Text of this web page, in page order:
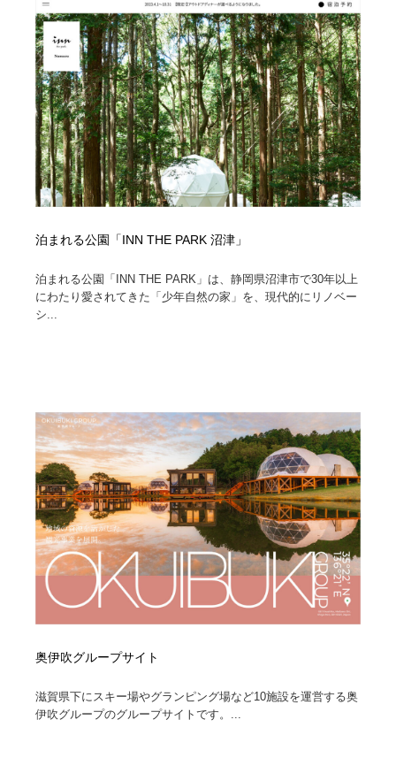
泊まれる公園「INN THE PARK 沼津」
泊まれる公園「INN THE PARK」は、静岡県沼津市で30年以上
にわたり愛されてきた「少年自然の家」を、現代的にリノベー
シ...
奥伊吹グループサイト
滋賀県下にスキー場やグランピング場など10施設を運営する奥
伊吹グループのグループサイトです。...